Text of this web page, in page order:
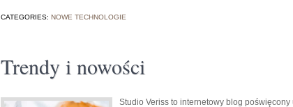
CATEGORIES: NOWE TECHNOLOGIE
Trendy i nowości
Studio Veriss to internetowy blog